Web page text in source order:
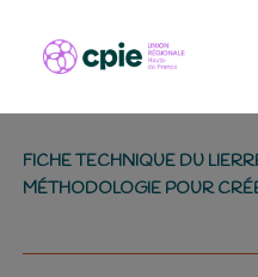
FICHE TECHNIQUE DU
MÉTHODOLOGIE POUR